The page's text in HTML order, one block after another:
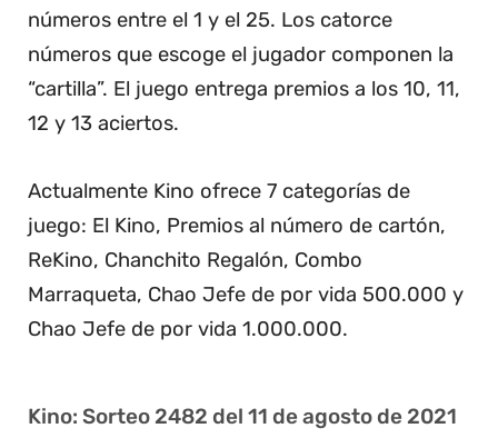
números entre el 1 y el 25. Los catorce
números que escoge el jugador componen la
“cartilla”. El juego entrega premios a los 10, 11,
12 y 13 aciertos.
Actualmente Kino ofrece 7 categorías de
juego: El Kino, Premios al número de cartón,
ReKino, Chanchito Regalón, Combo
Marraqueta, Chao Jefe de por vida 500.000 y
Chao Jefe de por vida 1.000.000.
Kino: Sorteo 2482 del 11 de agosto de 2021